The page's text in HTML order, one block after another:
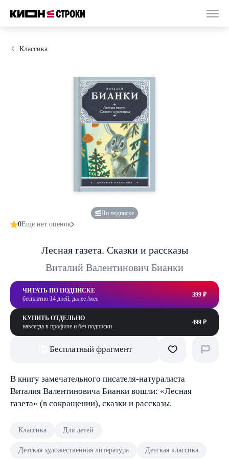
Классика
По подписке
0Ещё нет оценок
Лесная газета. Сказки и рассказы
Виталий Валентинович Бианки
ЧИТАТЬ ПО ПОДПИСКЕ
бесплатно 14 дней, далее /мес
399 ₽
КУПИТЬ ОТДЕЛЬНО
навсегда в профиле и без подписки
499 ₽
Бесплатный фрагмент
В книгу замечательного писателя-натуралиста
Виталия Валентиновича Бианки вошли: «Лесная
газета» (в сокращении), сказки и рассказы.
Классика Для детей
Детская художественная литература Детская классика